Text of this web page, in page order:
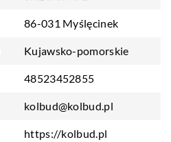
86-031 Myślęcinek
Kujawsko-pomorskie
48523452855
kolbud@kolbud.pl
https://kolbud.pl